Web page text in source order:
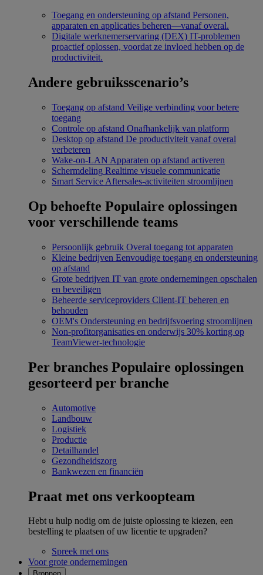
Toegang en ondersteuning op afstand Personen,
apparaten en applicaties beheren—vanaf overal.
Digitale werknemerservaring (DEX) IT-problemen
proactief oplossen, voordat ze invloed hebben op de
productiviteit.
Andere gebruiksscenario’s
Toegang op afstand Veilige verbinding voor betere
toegang
Controle op afstand Onafhankelijk van platform
Desktop op afstand De productiviteit vanaf overal
verbeteren
Wake-on-LAN Apparaten op afstand activeren
Schermdeling Realtime visuele communicatie
Smart Service Aftersales-activiteiten stroomlijnen
Op behoefte Populaire oplossingen
voor verschillende teams
Persoonlijk gebruik Overal toegang tot apparaten
Kleine bedrijven Eenvoudige toegang en ondersteuning
op afstand
Grote bedrijven IT van grote ondernemingen opschalen
en beveiligen
Beheerde serviceproviders Client-IT beheren en
behouden
OEM's Ondersteuning en bedrijfsvoering stroomlijnen
Non-profitorganisaties en onderwijs 30% korting op
TeamViewer-technologie
Per branches Populaire oplossingen
gesorteerd per branche
Automotive
Landbouw
Logistiek
Productie
Detailhandel
Gezondheidszorg
Bankwezen en financiën
Praat met ons verkoopteam
Hebt u hulp nodig om de juiste oplossing te kiezen, een
bestelling te plaatsen of uw licentie te upgraden?
Spreek met ons
Voor grote ondernemingen